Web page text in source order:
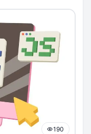
190